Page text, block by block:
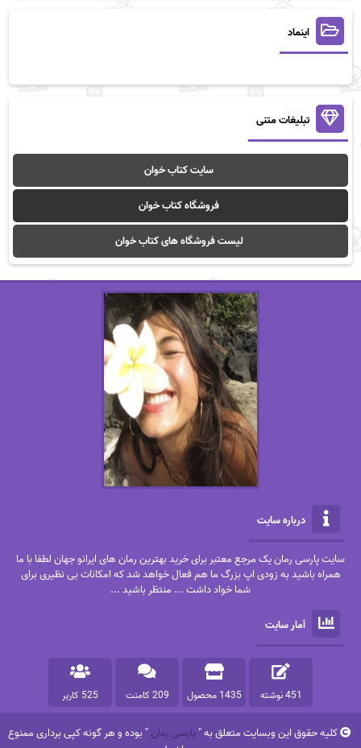
اینماد
تبلیغات متنی
سایت کتاب خوان
فروشگاه کتاب خوان
لیست فروشگاه های کتاب خوان
درباره سایت
سایت پارسی رمان یک مرجع معتبر برای خرید بهترین رمان های ایرانو جهان لطفا با ما
همراه باشید به زودی اپ بزرگ ما هم فعال خواهد شد که امکانات بی نظیری برای
شما خواد داشت ... منتظر باشید ...
آمار سایت
451 نوشته 1435 محصول 209 کامنت 525 کاربر
کلیه حقوق این وبسایت متعلق به "پارسی رمان" بوده و هر گونه کپی برداری ممنوع